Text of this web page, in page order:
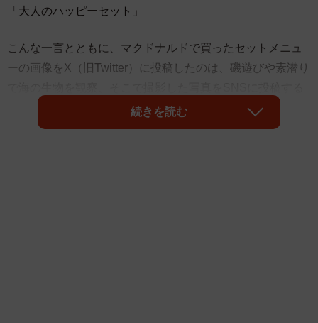
「大人のハッピーセット」
こんな一言とともに、マクドナルドで買ったセットメニュ
ーの画像をX（旧Twitter）に投稿したのは、磯遊びや素潜り
などの活動を行っているでんかさん（
@K_theHermit
続きを読む